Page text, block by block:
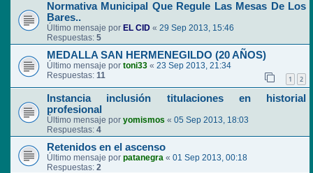
Normativa Municipal Que Regule Las Mesas De Los
Bares..
Último mensaje por EL CID « 29 Sep 2013, 15:46
Respuestas: 5
MEDALLA SAN HERMENEGILDO (20 AÑOS)
Último mensaje por toni33 « 23 Sep 2013, 21:34
Respuestas: 11 1 2
Instancia inclusión titulaciones en historial
profesional
Último mensaje por yomismos « 05 Sep 2013, 18:03
Respuestas: 4
Retenidos en el ascenso
Último mensaje por patanegra « 01 Sep 2013, 00:18
Respuestas: 2